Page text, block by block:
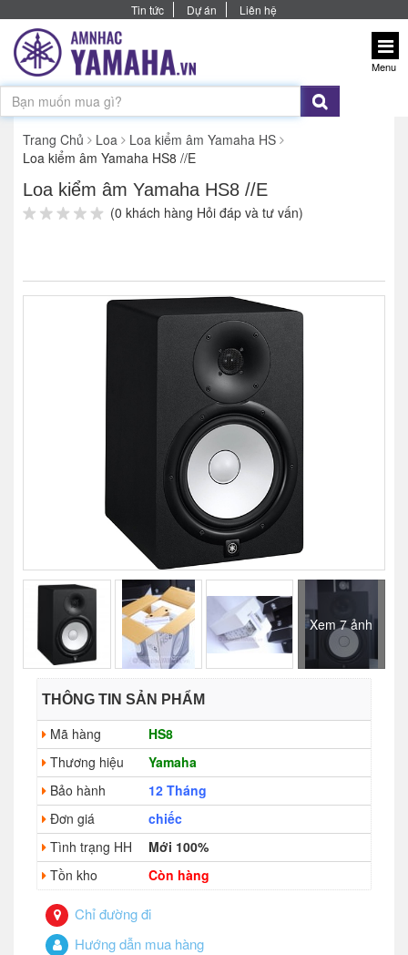
Tin tức Dự án Liên hệ
Menu
Trang Chủ Loa
Loa kiểm âm Yamaha HS
Loa kiểm âm Yamaha HS8 //E
Loa kiểm âm Yamaha HS8 //E
(0 khách hàng Hỏi đáp và tư vấn)
Xem 7 ảnh
THÔNG TIN SẢN PHẨM
Mã hàng
HS8
Thương hiệu
Yamaha
Bảo hành
12 Tháng
Đơn giá
chiếc
Tình trạng HH
Mới 100%
Tồn kho
Còn hàng
Chỉ đường đi
Hướng dẫn mua hàng